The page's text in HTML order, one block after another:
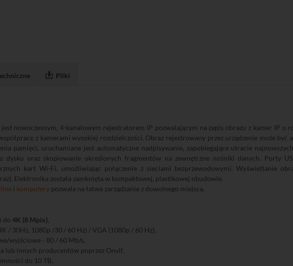
Pliki
nowoczesnym, 4-kanałowym rejestratorem IP pozwalającym na zapis obrazu z kamer IP
z kamerami wysokiej rozdzielczości. Obraz rejestrowany przez urządzenie może
pamięci, uruchamiane jest automatyczne nadpisywanie, zapobiegające utracie
dysku oraz skopiowanie określonych fragmentów na zewnętrzne nośniki danych. Porty
kart Wi-Fi, umożliwiając połączenie z sieciami bezprzewodowymi. Wyświetlanie
Elektronika została zamknięta w kompaktowej, plastikowej obudowie.
i komputery pozwala na łatwe zarządzanie z dowolnego miejsca.
do 4K (8 Mpix),
/ 30Hz, 1080p /30 / 60 Hz) / VGA (1080p / 60 Hz),
wyjściowe - 80 / 60 Mb/s,
lub innych producentów poprzez Onvif,
do 10 TB,